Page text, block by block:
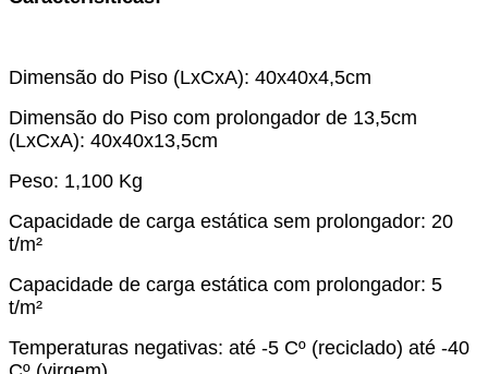
Dimensão do Piso (LxCxA): 40x40x4,5cm
Dimensão do Piso com prolongador de 13,5cm
(LxCxA): 40x40x13,5cm
Peso: 1,100 Kg
Capacidade de carga estática sem prolongador: 20
t/m²
Capacidade de carga estática com prolongador: 5
t/m²
Temperaturas negativas: até -5 Cº (reciclado) até -40